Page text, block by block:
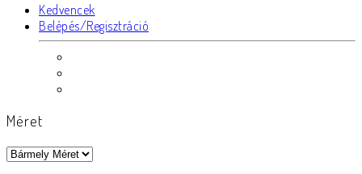
Kedvencek
Belépés/Regisztráció
Méret